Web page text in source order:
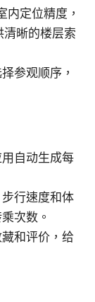
定位精度，
晰的楼层索
参观顺序，
自动生成每
行速度和体
次数。
和评价，给